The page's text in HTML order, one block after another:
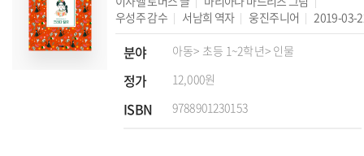
우성주감수 서남희 역자 웅진주니어 2019-03-
분야 아동> 초등 1~2학년> 인물
정가 12,000원
ISBN 9788901230153